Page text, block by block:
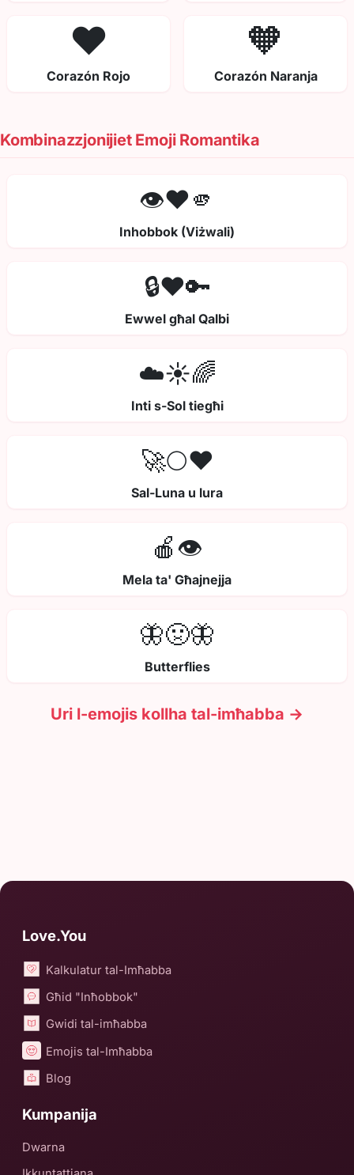
❤️
Corazón Rojo
🧡
Corazón Naranja
Kombinazzjonijiet Emoji Romantika
👁️❤️🫵
Inhobbok (Viżwali)
🔒❤️🔑
Ewwel għal Qalbi
☁️☀️🌈
Inti s-Sol tiegħi
🚀🌕❤️
Sal-Luna u lura
🍎👁️
Mela ta' Għajnejja
🦋🤢🦋
Butterflies
Uri l-emojis kollha tal-imħabba →
Love.You
Kalkulatur tal-Imħabba
Għid "Inħobbok"
Gwidi tal-imħabba
Emojis tal-Imħabba
Blog
Kumpanija
Dwarna